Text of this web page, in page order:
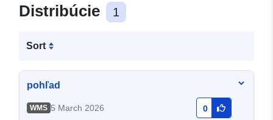
Distribúcie 1
Sort
pohľad
WMS 5 March 2026 0